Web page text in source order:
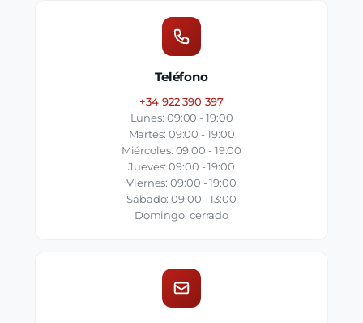
Teléfono
+34 922 390 397
Lunes: 09:00 - 19:00
Martes: 09:00 - 19:00
Miércoles: 09:00 - 19:00
Jueves: 09:00 - 19:00
Viernes: 09:00 - 19:00
Sábado: 09:00 - 13:00
Domingo: cerrado